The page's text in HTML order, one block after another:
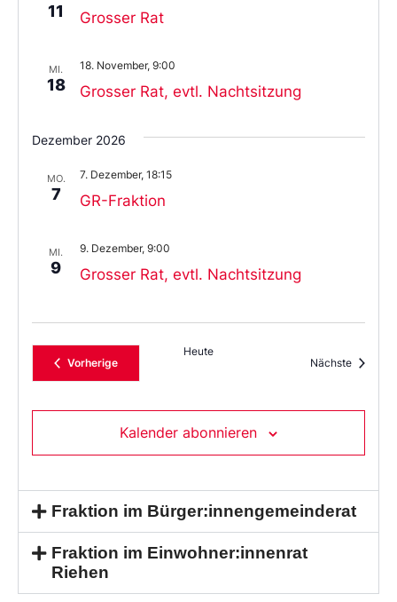
11 Grosser Rat
MI.
18 Grosser Rat, evtl. Nachtsitzung
18. November, 9:00
Dezember 2026
MO.
7 GR-Fraktion
7. Dezember, 18:15
MI.
9 Grosser Rat, evtl. Nachtsitzung
9. Dezember, 9:00
VorherigeVeranstaltungen
Heute
Nächste
Kalender abonnieren
Fraktion im Bürger:innengemeinderat
Fraktion im Einwohner:innenrat
Riehen